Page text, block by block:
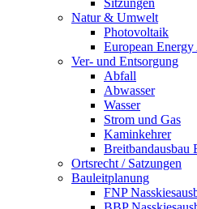
Sitzungen
Natur & Umwelt
Photovoltaik
European Energy
Ver- und Entsorgung
Abfall
Abwasser
Wasser
Strom und Gas
Kaminkehrer
Breitbandausbau
Ortsrecht / Satzungen
Bauleitplanung
FNP